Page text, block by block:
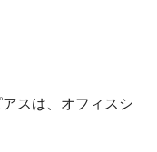
スは、オフィスシ